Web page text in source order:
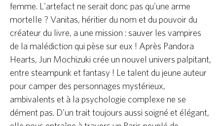
femme. L'artefact ne serait donc pas qu'une arme
mortelle ? Vanitas, héritier du nom et du pouvoir du
créateur du livre, a une mission : sauver les vampires
de la malédiction qui pèse sur eux ! Après Pandora
Hearts, Jun Mochizuki crée un nouvel univers palpitant,
entre steampunk et fantasy ! Le talent du jeune auteur
pour camper des personnages mystérieux,
ambivalents et à la psychologie complexe ne se
dément pas. D'un trait toujours aussi soigné et élégant,